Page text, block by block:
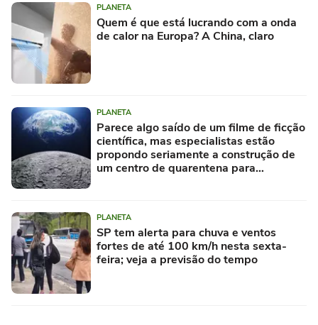
PLANETA
Quem é que está lucrando com a onda
de calor na Europa? A China, claro
PLANETA
Parece algo saído de um filme de ficção
científica, mas especialistas estão
propondo seriamente a construção de
um centro de quarentena para
PLANETA
SP tem alerta para chuva e ventos
fortes de até 100 km/h nesta sexta-
feira; veja a previsão do tempo